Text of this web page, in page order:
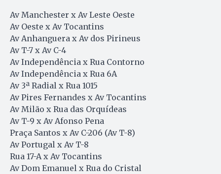
Av Manchester x Av Leste Oeste
Av Oeste x Av Tocantins
Av Anhanguera x Av dos Pirineus
Av T-7 x Av C-4
Av Independência x Rua Contorno
Av Independência x Rua 6A
Av 3ª Radial x Rua 1015
Av Pires Fernandes x Av Tocantins
Av Milão x Rua das Orquídeas
Av T-9 x Av Afonso Pena
Praça Santos x Av C-206 (Av T-8)
Av Portugal x Av T-8
Rua 17-A x Av Tocantins
Av Dom Emanuel x Rua do Cristal